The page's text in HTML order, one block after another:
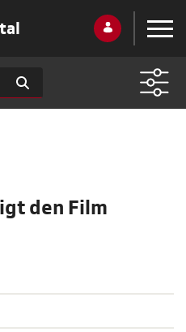
den Film